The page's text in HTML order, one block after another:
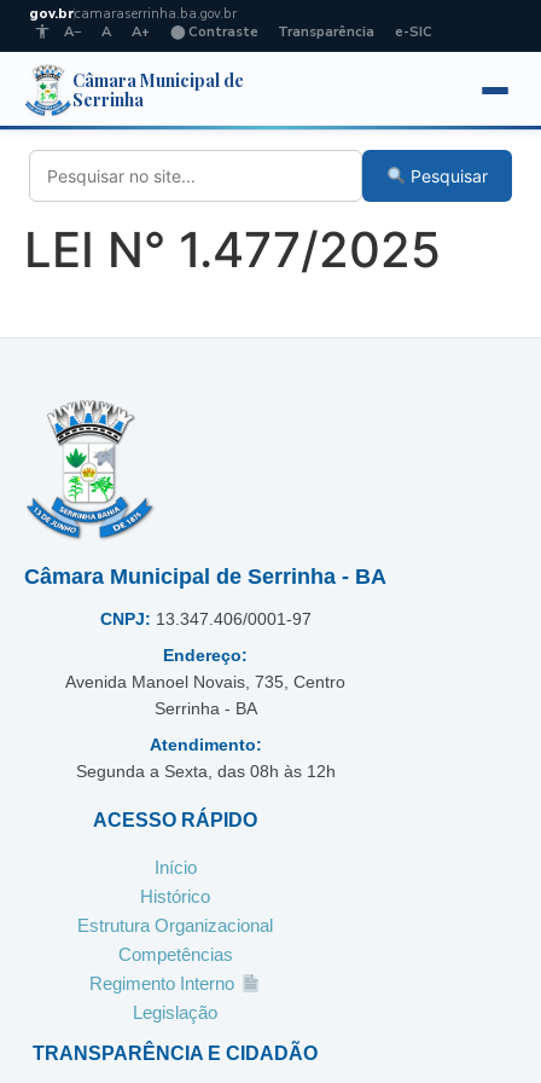
gov.brcamaraserrinha.ba.gov.br
A−
A A+ ⬤ Contraste Transparência e-SIC
Câmara Municipal de
Serrinha
Pesquisar
LEI N° 1.477/2025
Câmara Municipal de Serrinha - BA
CNPJ: 13.347.406/0001-97
Endereço:
Avenida Manoel Novais, 735, Centro
Serrinha - BA
Atendimento:
Segunda a Sexta, das 08h às 12h
ACESSO RÁPIDO
Início
Histórico
Estrutura Organizacional
Competências
Regimento Interno
Legislação
TRANSPARÊNCIA E CIDADÃO